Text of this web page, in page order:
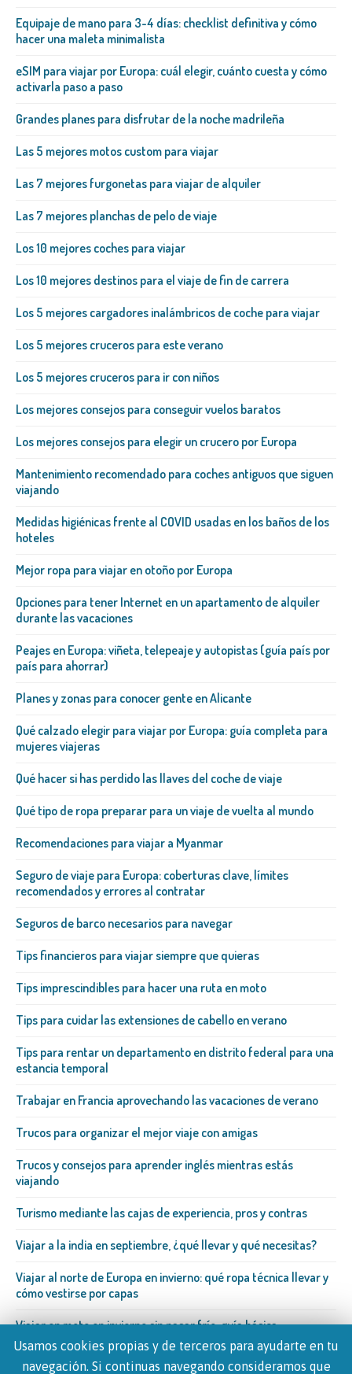
Equipaje de mano para 3-4 días: checklist definitiva y cómo
hacer una maleta minimalista
eSIM para viajar por Europa: cuál elegir, cuánto cuesta y cómo
activarla paso a paso
Grandes planes para disfrutar de la noche madrileña
Las 5 mejores motos custom para viajar
Las 7 mejores furgonetas para viajar de alquiler
Las 7 mejores planchas de pelo de viaje
Los 10 mejores coches para viajar
Los 10 mejores destinos para el viaje de fin de carrera
Los 5 mejores cargadores inalámbricos de coche para viajar
Los 5 mejores cruceros para este verano
Los 5 mejores cruceros para ir con niños
Los mejores consejos para conseguir vuelos baratos
Los mejores consejos para elegir un crucero por Europa
Mantenimiento recomendado para coches antiguos que siguen
viajando
Medidas higiénicas frente al COVID usadas en los baños de los
hoteles
Mejor ropa para viajar en otoño por Europa
Opciones para tener Internet en un apartamento de alquiler
durante las vacaciones
Peajes en Europa: viñeta, telepeaje y autopistas (guía país por
país para ahorrar)
Planes y zonas para conocer gente en Alicante
Qué calzado elegir para viajar por Europa: guía completa para
mujeres viajeras
Qué hacer si has perdido las llaves del coche de viaje
Qué tipo de ropa preparar para un viaje de vuelta al mundo
Recomendaciones para viajar a Myanmar
Seguro de viaje para Europa: coberturas clave, límites
recomendados y errores al contratar
Seguros de barco necesarios para navegar
Tips financieros para viajar siempre que quieras
Tips imprescindibles para hacer una ruta en moto
Tips para cuidar las extensiones de cabello en verano
Tips para rentar un departamento en distrito federal para una
estancia temporal
Trabajar en Francia aprovechando las vacaciones de verano
Trucos para organizar el mejor viaje con amigas
Trucos y consejos para aprender inglés mientras estás
viajando
Turismo mediante las cajas de experiencia, pros y contras
Viajar a la india en septiembre, ¿qué llevar y qué necesitas?
Viajar al norte de Europa en invierno: qué ropa técnica llevar y
cómo vestirse por capas
Viajar en moto en invierno sin pasar frío: guía básica
Usamos cookies propias y de terceros para ayudarte en tu
navegación. Si continuas navegando consideramos que